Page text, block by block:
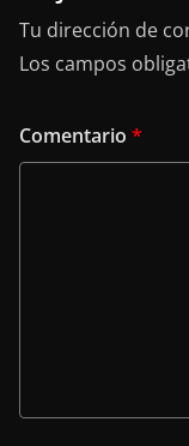
Tu dirección de
Los campos
Comentario *